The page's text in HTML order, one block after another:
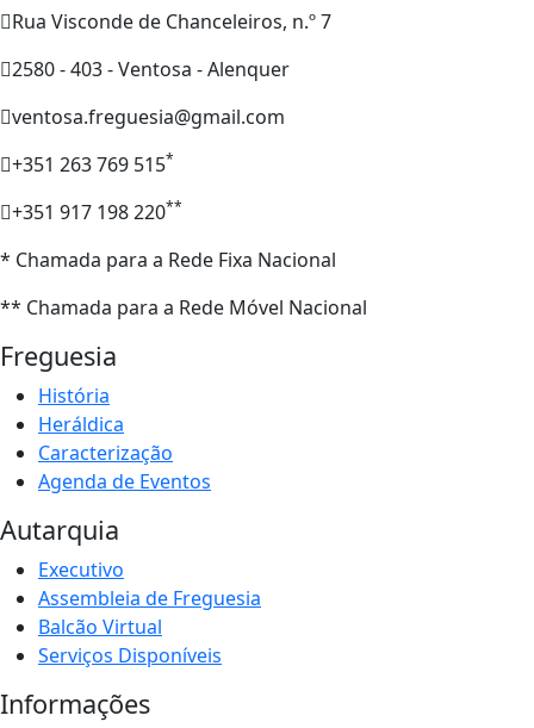
Rua Visconde de Chanceleiros, n.º 7
2580 - 403 - Ventosa - Alenquer
ventosa.freguesia@gmail.com
+351 263 769 515*
+351 917 198 220**
* Chamada para a Rede Fixa Nacional
** Chamada para a Rede Móvel Nacional
Freguesia
História
Heráldica
Caracterização
Agenda de Eventos
Autarquia
Executivo
Assembleia de Freguesia
Balcão Virtual
Serviços Disponíveis
Informações